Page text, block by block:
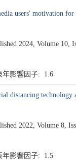
users' motivation for
2024, Volume 10,
年影響因子: 1.6
distancing
2022, Volume 8,
年影響因子: 1.5